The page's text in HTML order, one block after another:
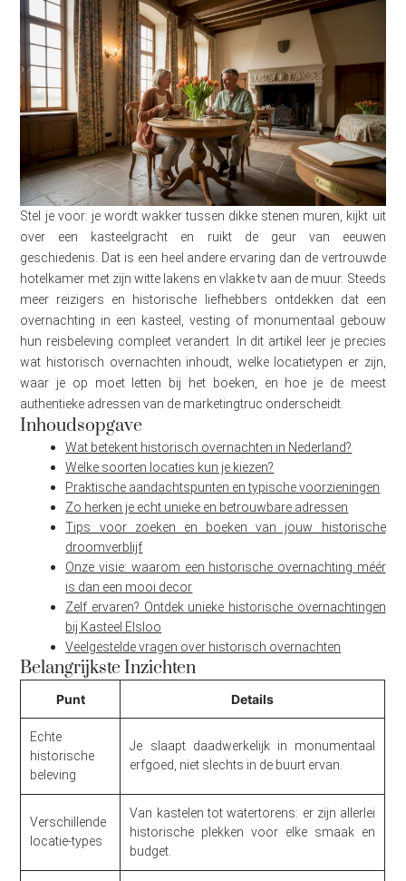
Stel je voor: je wordt wakker tussen dikke stenen muren, kijkt uit
over een kasteelgracht en ruikt de geur van eeuwen
geschiedenis. Dat is een heel andere ervaring dan de vertrouwde
hotelkamer met zijn witte lakens en vlakke tv aan de muur. Steeds
meer reizigers en historische liefhebbers ontdekken dat een
overnachting in een kasteel, vesting of monumentaal gebouw
hun reisbeleving compleet verandert. In dit artikel leer je precies
wat historisch overnachten inhoudt, welke locatietypen er zijn,
waar je op moet letten bij het boeken, en hoe je de meest
authentieke adressen van de marketingtruc onderscheidt.
Inhoudsopgave
Wat betekent historisch overnachten in Nederland?
Welke soorten locaties kun je kiezen?
Praktische aandachtspunten en typische voorzieningen
Zo herken je echt unieke en betrouwbare adressen
Tips voor zoeken en boeken van jouw historische
droomverblijf
Onze visie: waarom een historische overnachting méér
is dan een mooi decor
Zelf ervaren? Ontdek unieke historische overnachtingen
bij Kasteel Elsloo
Veelgestelde vragen over historisch overnachten
Belangrijkste Inzichten
Punt Details
Echte
historische
beleving
Je slaapt daadwerkelijk in monumentaal
erfgoed, niet slechts in de buurt ervan.
Verschillende
locatie-types
Van kastelen tot watertorens: er zijn allerlei
historische plekken voor elke smaak en
budget.